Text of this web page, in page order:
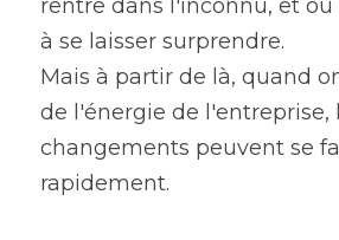
rentre dans l'inconnu, et
à se laisser surprendre.
Mais à partir de là, quand
de l'énergie de l'entreprise,
changements peuvent se
rapidement.